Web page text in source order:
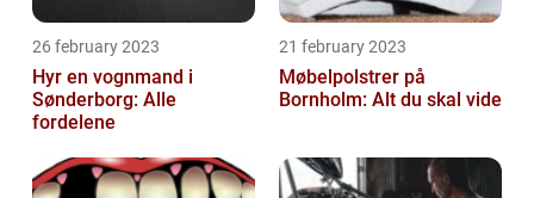
26 february 2023
Hyr en vognmand i
Sønderborg: Alle
fordelene
21 february 2023
Møbelpolstrer på
Bornholm: Alt du skal vide